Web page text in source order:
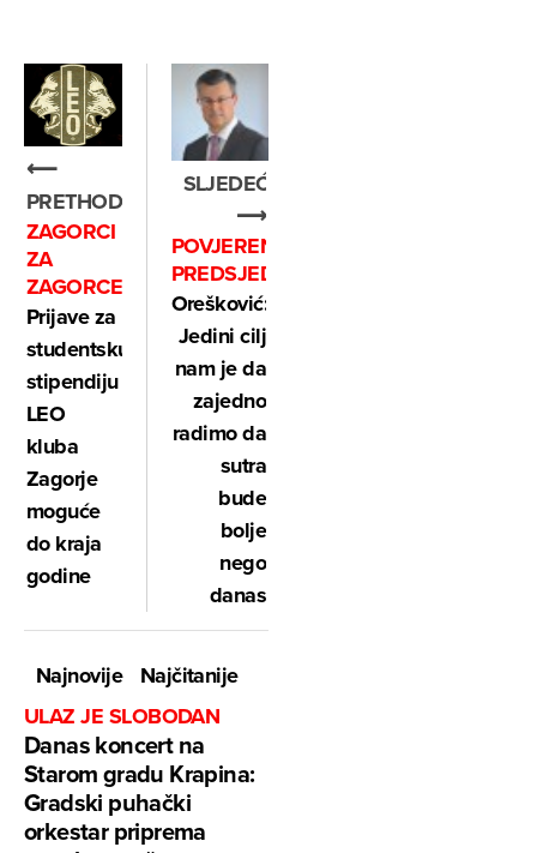
⟵
PRETHODNO
ZAGORCI
ZA
ZAGORCE
Prijave za
studentsku
stipendiju
LEO
kluba
Zagorje
moguće
do kraja
godine
SLJEDEĆE
⟶
POVJERENJE
PREDSJEDNICE
Orešković:
Jedini cilj
nam je da
zajedno
radimo da
sutra
bude
bolje
nego
danas
Najnovije
Najčitanije
ULAZ JE SLOBODAN
Danas koncert na
Starom gradu Krapina:
Gradski puhački
orkestar priprema